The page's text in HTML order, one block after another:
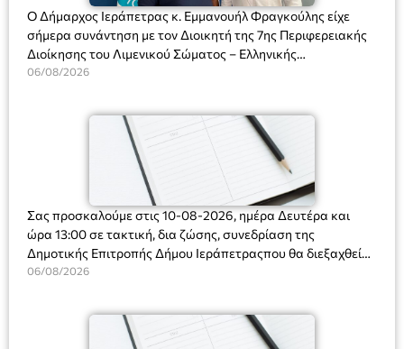
Ο Δήμαρχος Ιεράπετρας κ. Εμμανουήλ Φραγκούλης είχε
σήμερα συνάντηση με τον Διοικητή της 7ης Περιφερειακής
Διοίκησης του Λιμενικού Σώματος – Ελληνικής
Ακτοφυλακής (Λ.Σ.-ΕΛ.ΑΚΤ.), Αρχιπλοίαρχο Λ.Σ. κ. Ιωάννη
06/08/2026
Σας προσκαλούμε στις 10-08-2026, ημέρα Δευτέρα και
ώρα 13:00 σε τακτική, δια ζώσης, συνεδρίαση της
Δημοτικής Επιτροπής Δήμου Ιεράπετραςπου θα διεξαχθεί
στο Δημοτικό Κατάστημα, Δημοκρατίας 31 στην αίθουσα
και λήψη αποφάσεων στα παρακάτω θέματα:
06/08/2026